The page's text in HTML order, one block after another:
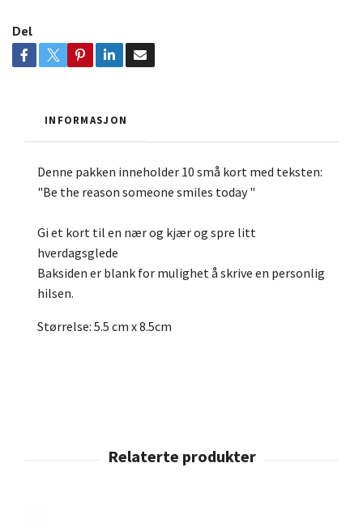
Del
INFORMASJON
Denne pakken inneholder 10 små kort med teksten:
"Be the reason someone smiles today "
Gi et kort til en nær og kjær og spre litt
hverdagsglede
Baksiden er blank for mulighet å skrive en personlig
hilsen.
Størrelse: 5.5 cm x 8.5cm